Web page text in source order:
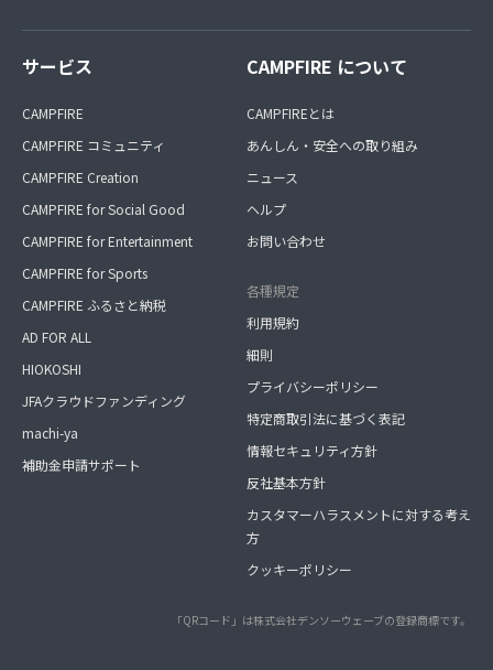
サービス
CAMPFIRE
CAMPFIRE コミュニティ
CAMPFIRE Creation
CAMPFIRE for Social Good
CAMPFIRE for Entertainment
CAMPFIRE for Sports
CAMPFIRE ふるさと納税
AD FOR ALL
HIOKOSHI
JFAクラウドファンディング
machi-ya
補助金申請サポート
CAMPFIRE について
CAMPFIREとは
あんしん・安全への取り組み
ニュース
ヘルプ
お問い合わせ
各種規定
利用規約
細則
プライバシーポリシー
特定商取引法に基づく表記
情報セキュリティ方針
反社基本方針
カスタマーハラスメントに対する考え
方
クッキーポリシー
「QRコード」は株式会社デンソーウェーブの登録商標です。